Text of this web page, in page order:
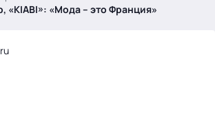
«KIABI»: «Мода – это Франция»